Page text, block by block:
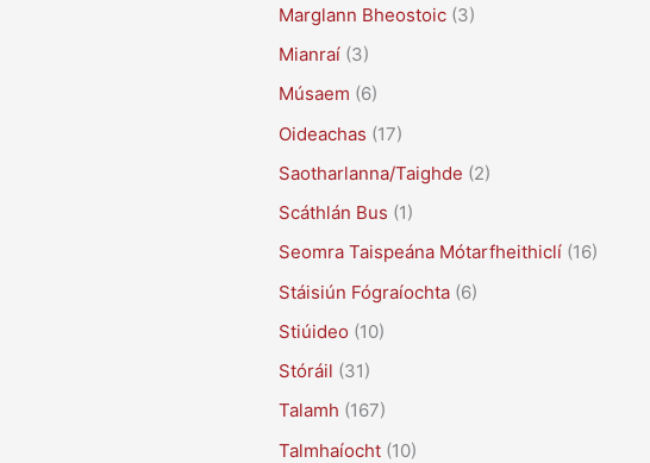
Marglann Bheostoic (3)
Mianraí (3)
Músaem (6)
Oideachas (17)
Saotharlanna/Taighde (2)
Scáthlán Bus (1)
Seomra Taispeána Mótarfheithiclí (16)
Stáisiún Fógraíochta (6)
Stiúideo (10)
Stóráil (31)
Talamh (167)
Talmhaíocht (10)